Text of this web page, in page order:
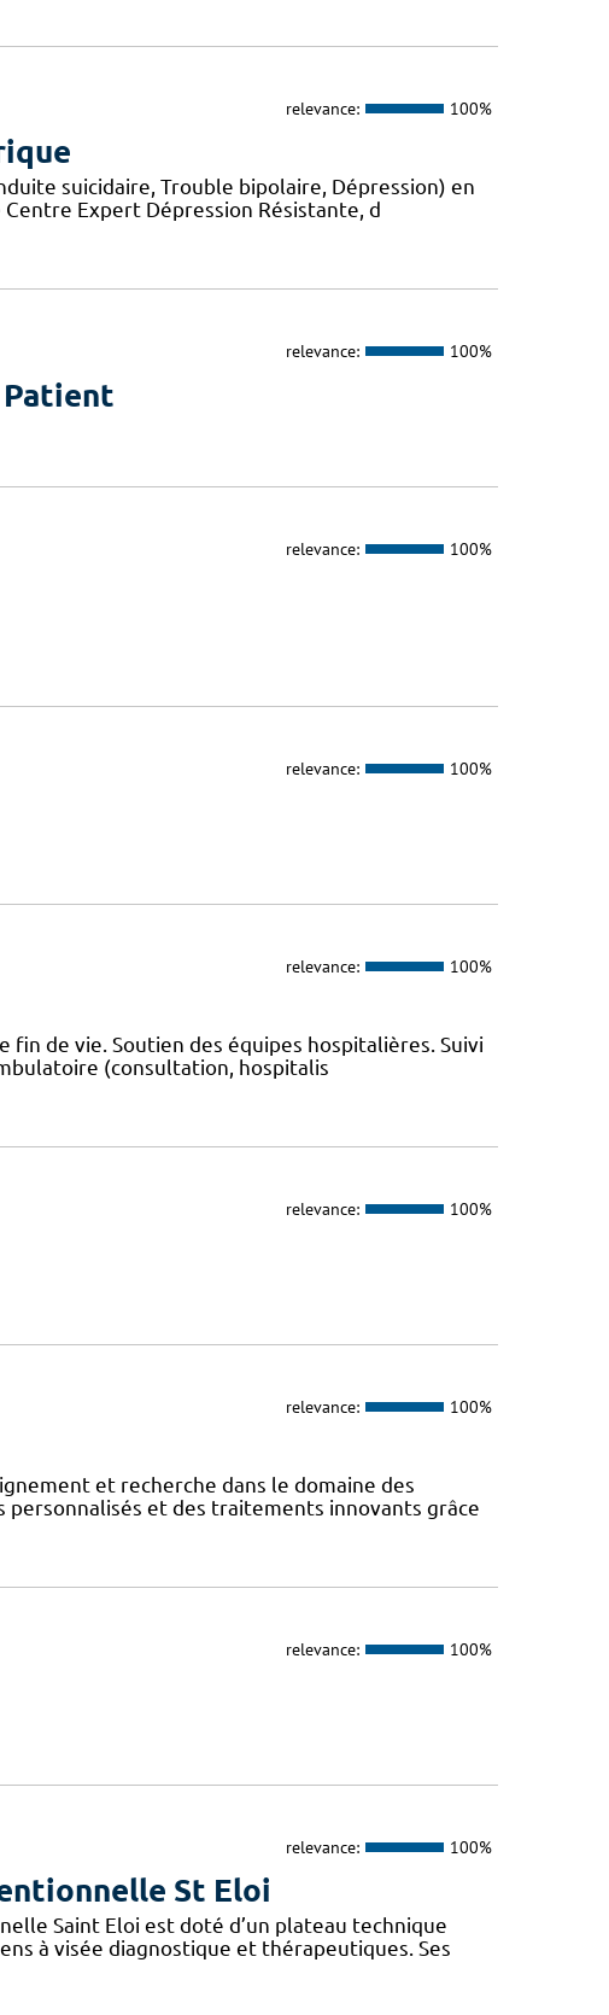
relevance: 100%
suicidaire, Trouble bipolaire, Dépression) en
Expert Dépression Résistante, d
relevance: 100%
Patient
relevance: 100%
relevance: 100%
relevance: 100%
de vie. Soutien des équipes hospitalières. Suivi
(consultation, hospitalis
relevance: 100%
relevance: 100%
et recherche dans le domaine des
et des traitements innovants grâce
relevance: 100%
relevance: 100%
St Eloi
Saint Eloi est doté d’un plateau technique
à visée diagnostique et thérapeutiques. Ses